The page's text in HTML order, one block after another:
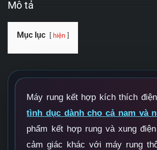
Mô tả
Mục lục hiện
Máy rung kết hợp kích thích
tình dục dành cho cả nam và
phẩm kết hợp rung và xung
cảm giác khác với máy rung